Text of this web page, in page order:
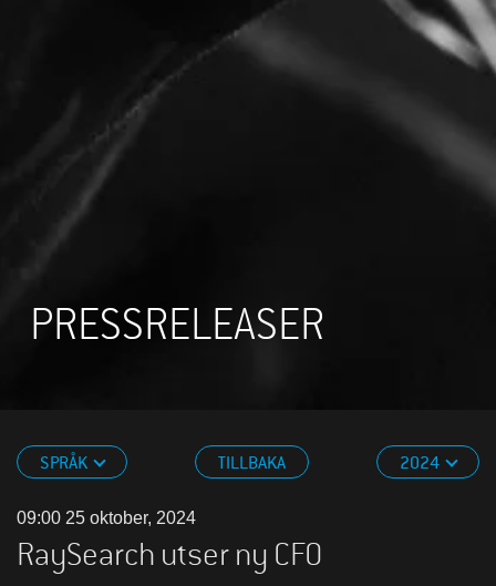
PRESSRELEASER
SPRÅK TILLBAKA 2024
09:00 25 oktober, 2024
RaySearch utser ny CFO